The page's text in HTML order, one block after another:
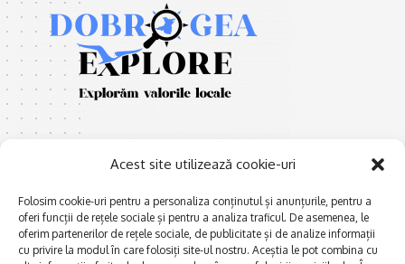
Acest site utilizează cookie-uri
Folosim cookie-uri pentru a personaliza conținutul și anunțurile, pentru a
oferi funcții de rețele sociale și pentru a analiza traficul. De asemenea, le
oferim partenerilor de rețele sociale, de publicitate și de analize informații
cu privire la modul în care folosiți site-ul nostru. Aceștia le pot combina cu
E xplorăm Dobrogea,
Explorăm valorile locale:
Afaceri și meșteșuguri
Actualitate